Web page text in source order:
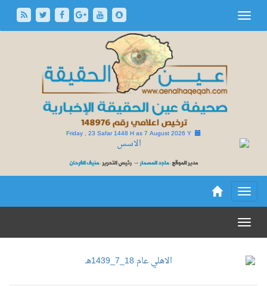
Friday , 23 Safar 1448 H as7 August 2026 Y